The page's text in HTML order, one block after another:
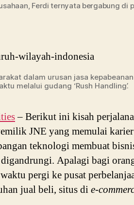
Ferdi ternyata bergabung di
dalam urusan jasa
melalui gudang ‘Rush Handling’.
– Berikut ini kisah
JNE yang memulai
teknologi membuat
Apalagi bagi
pergi ke pusat
jual beli, situs die-